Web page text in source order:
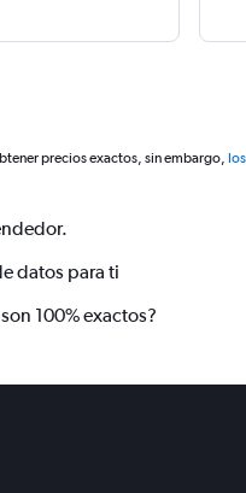
precios exactos, sin embargo,
datos para ti
100% exactos?